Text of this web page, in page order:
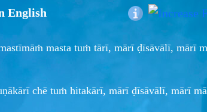
English
masta tuṁ tārī, mārī ḍīsāvālī, mārī
chē tuṁ hitakārī, mārī ḍīsāvālī, mārī